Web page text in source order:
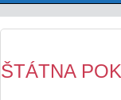
ŠTÁTNA